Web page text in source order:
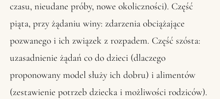
czasu, nieudane próby, nowe okoliczności). Część
piąta, przy żądaniu winy: zdarzenia obciążające
pozwanego i ich związek z rozpadem. Część szósta:
uzasadnienie żądań co do dzieci (dlaczego
proponowany model służy ich dobru) i alimentów
(zestawienie potrzeb dziecka i możliwości rodziców).